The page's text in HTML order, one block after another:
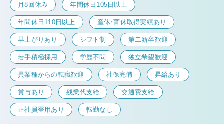
月8回休み 年間休日105日以上
年間休日110日以上 産休・育休取得実績あり
早上がりあり シフト制 第二新卒歓迎
若手積極採用 学歴不問 独立希望歓迎
異業種からの転職歓迎 社保完備 昇給あり
賞与あり 残業代支給 交通費支給
正社員登用あり 転勤なし